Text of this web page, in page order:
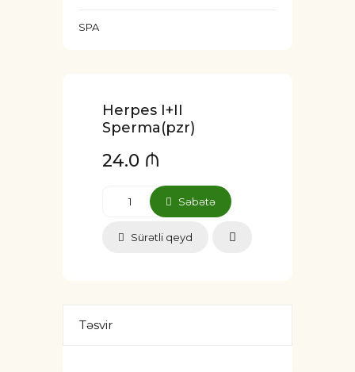
SPA
Herpes I+II
Sperma(pzr)
24.0 ₼
Səbətə
Sürətli qeyd
Təsvir